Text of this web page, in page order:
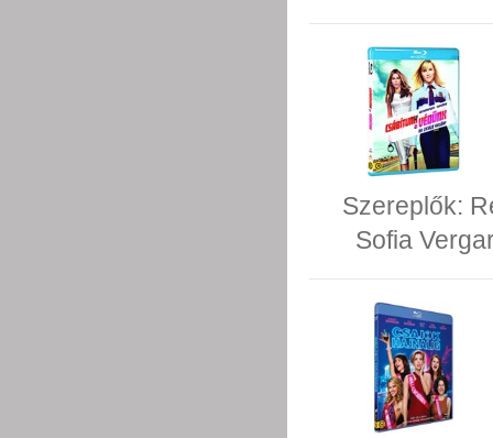
Szereplők:
Sofia